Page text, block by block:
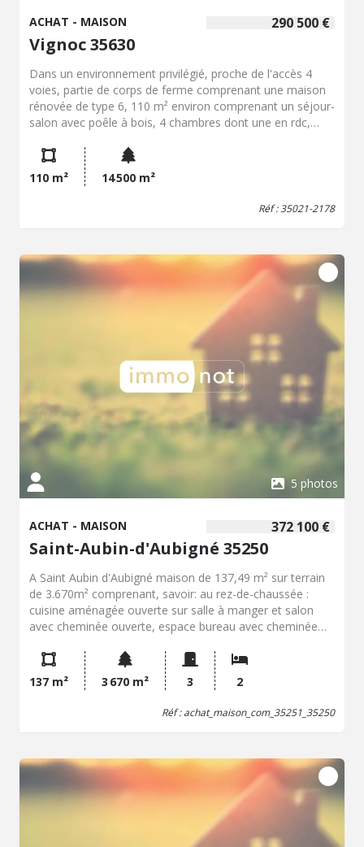
290 500 €
ACHAT - MAISON
Vignoc 35630
Dans un environnement privilégié, proche de l'accès 4
voies, partie de corps de ferme comprenant une maison
rénovée de type 6, 110 m² environ comprenant un séjour-
salon avec poêle à bois, 4 chambres dont une en rdc,
300 m² environ, sur un terrain de 1 hectare 45ares
environ, beaucoup de possibilité, à visiter
110 m² 14 500 m²
Réf : 35021-2178
5 photos
372 100 €
ACHAT - MAISON
Saint-Aubin-d'Aubigné 35250
A Saint Aubin d'Aubigné maison de 137,49 m² sur terrain
de 3.670m² comprenant, savoir: au rez-de-chaussée :
cuisine aménagée ouverte sur salle à manger et salon
avec cheminée ouverte, espace bureau avec cheminée
desservant deux chambres, W.C. avec lave mains,
Dépendance : ancienne grange attenante avec espace
chaufferie. Garage avec cave et grenier sur le dessus.
Dépendance attenante non communicante. Verger.
énergétique B (97) ; A (3). Prix net vendeur : 360.000,00
EUR + hono. négo : 12.100,00 EUR
137 m² 3 670 m² 3 2
Réf : achat_maison_com_35251_35250